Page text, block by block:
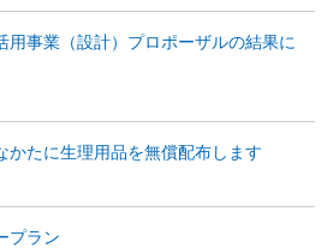
用事業（設計）プロポーザルの結果に
かたに生理用品を無償配布します
プラン